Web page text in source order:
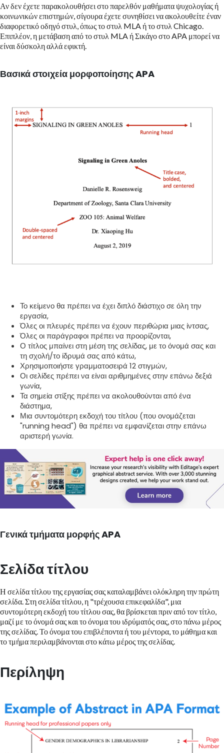
Αν δεν έχετε παρακολουθήσει στο παρελθόν μαθήματα ψυχολογίας ή
κοινωνικών επιστημών, σίγουρα έχετε συνηθίσει να ακολουθείτε έναν
διαφορετικό οδηγό στυλ, όπως το στυλ MLA ή το στυλ Chicago.
Επιπλέον, η μετάβαση από το στυλ MLA ή Σικάγο στο APA μπορεί να
είναι δύσκολη αλλά εφικτή.
Βασικά στοιχεία μορφοποίησης APA
Το κείμενο θα πρέπει να έχει διπλό διάστιχο σε όλη την
εργασία,
Όλες οι πλευρές πρέπει να έχουν περιθώρια μιας ίντσας,
Όλες οι παράγραφοι πρέπει να προορίζονται,
Ο τίτλος μπαίνει στη μέση της σελίδας, με το όνομά σας και
τη σχολή/το ίδρυμά σας από κάτω,
Χρησιμοποιήστε γραμματοσειρά 12 στιγμών,
Οι σελίδες πρέπει να είναι αριθμημένες στην επάνω δεξιά
γωνία,
Τα σημεία στίξης πρέπει να ακολουθούνται από ένα
διάστημα,
Μια συντομότερη εκδοχή του τίτλου (που ονομάζεται
"running head") θα πρέπει να εμφανίζεται στην επάνω
αριστερή γωνία.
Γενικά τμήματα μορφής APA
Σελίδα τίτλου
Η σελίδα τίτλου της εργασίας σας καταλαμβάνει ολόκληρη την πρώτη
σελίδα. Στη σελίδα τίτλου, η "τρέχουσα επικεφαλίδα", μια
συντομότερη εκδοχή του τίτλου σας, θα βρίσκεται πριν από τον τίτλο,
μαζί με το όνομά σας και το όνομα του ιδρύματός σας, στο πάνω μέρος
της σελίδας. Το όνομα του επιβλέποντα ή του μέντορα, το μάθημα και
το τμήμα περιλαμβάνονται στο κάτω μέρος της σελίδας.
Περίληψη